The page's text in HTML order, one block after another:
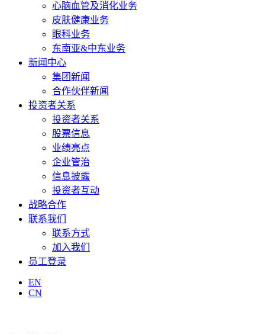
心脑血管及消化业务
皮肤健康业务
眼科业务
东南亚&中东业务
新闻中心
集团新闻
合作伙伴新闻
投资者关系
投资者关系
股票信息
业绩亮点
企业管治
信息披露
投资者互动
战略合作
联系我们
联系方式
加入我们
员工登录
EN
CN